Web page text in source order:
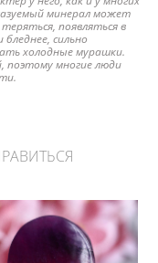
минерал может
появляться в
сильно
холодные мурашки.
поэтому многие люди